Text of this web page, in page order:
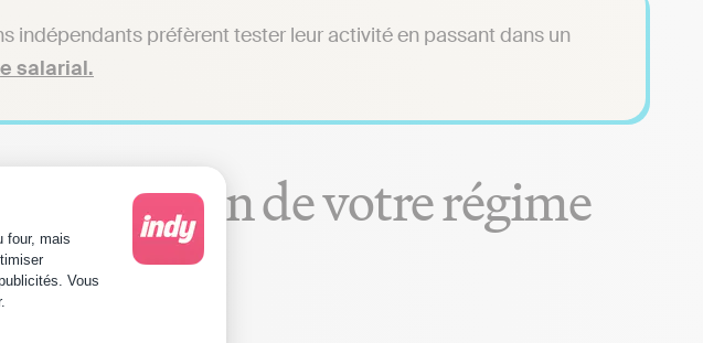
: Personnalisez vos Options
four, mais
Vous
indépendants préfèrent tester leur activité en passant dans un
salarial.
fonction de votre régime